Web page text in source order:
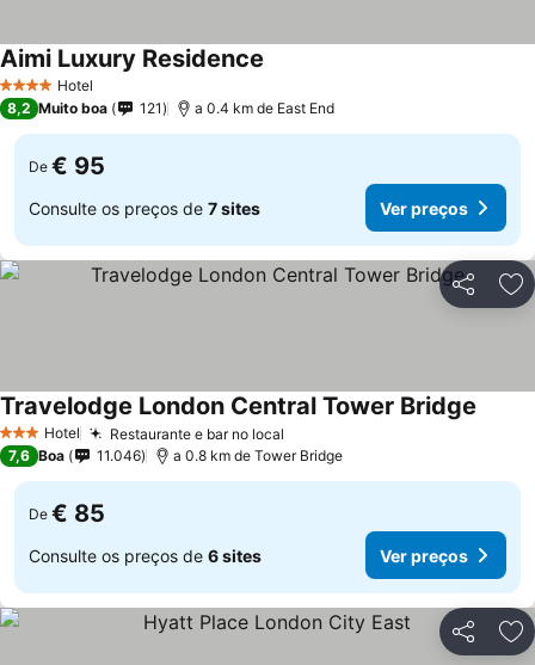
4 EstrelasHotel
Aimi Luxury Residence
8,2 Muito boa 121 a 0.4 km de East End
De € 95
Consulte os preços de 7 sites Ver preços
Partilhar
3 EstrelasHotel Restaurante e bar no local
Travelodge London Central Tower Bridge
7,6 Boa 11.046 a 0.8 km de Tower Bridge
De € 85
Consulte os preços de 6 sites Ver preços
Partilhar